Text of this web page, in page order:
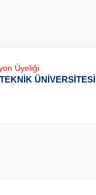
Üyeliği
ÜNİVERSİTESİ